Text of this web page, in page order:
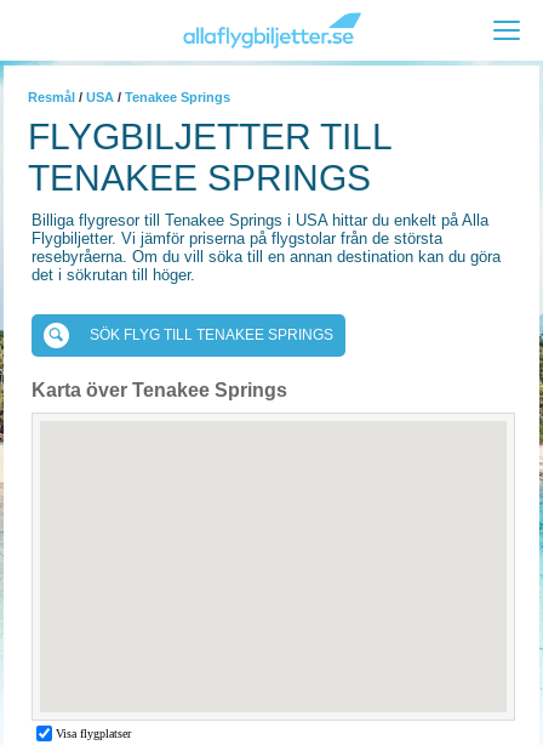
Resmål / USA / Tenakee Springs
FLYGBILJETTER TILL
TENAKEE SPRINGS
Billiga flygresor till Tenakee Springs i USA hittar du enkelt på Alla
Flygbiljetter. Vi jämför priserna på flygstolar från de största
resebyråerna. Om du vill söka till en annan destination kan du göra
det i sökrutan till höger.
SÖK FLYG TILL TENAKEE SPRINGS
Karta över Tenakee Springs